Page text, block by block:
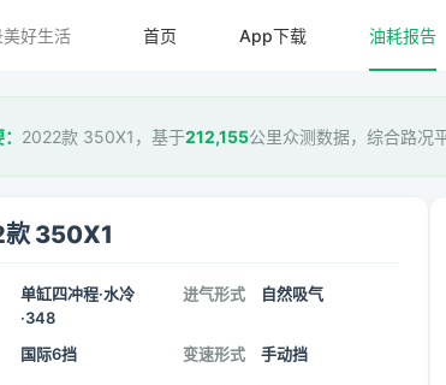
好生活 首页 App下载 油耗报告
2022款 350X1，基于212,155公里众测数据，综合路况
350X1
单缸四冲程·水冷
·348
进气形式 自然吸气
国际6挡 变速形式 手动挡